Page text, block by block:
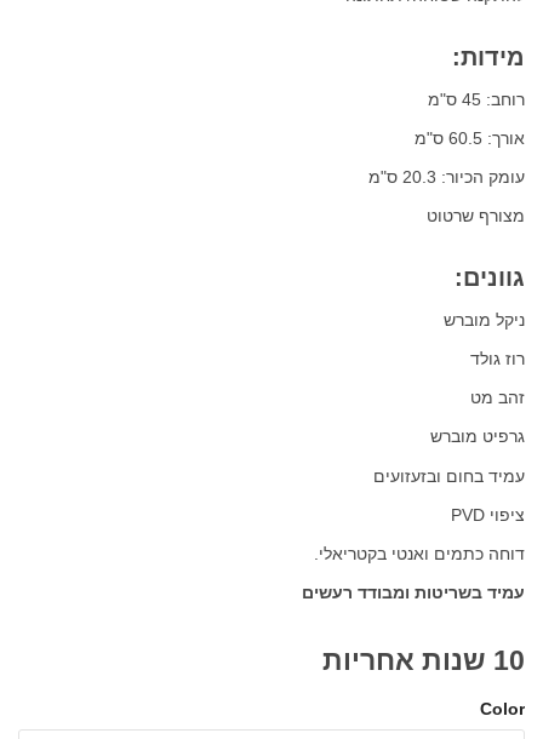
מידות:
רוחב: 45 ס"מ
אורך: 60.5 ס"מ
עומק הכיור: 20.3 ס"מ
מצורף שרטוט
גוונים:
ניקל מוברש
רוז גולד
זהב מט
גרפיט מוברש
עמיד בחום ובזעזועים
ציפוי PVD
דוחה כתמים ואנטי בקטריאלי.
עמיד בשריטות ומבודד רעשים
10 שנות אחריות
Color